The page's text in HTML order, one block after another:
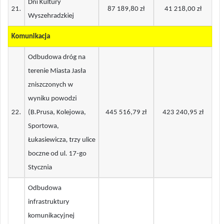
21.
Dni Kultury
Wyszehradzkiej
87 189,80 zł 41 218,00 zł
Komunikacja
22.
Odbudowa dróg na
terenie Miasta Jasła
zniszczonych w
wyniku powodzi
(B.Prusa, Kolejowa,
Sportowa,
Łukasiewicza, trzy ulice
boczne od ul. 17-go
Stycznia
445 516,79 zł 423 240,95 zł
Odbudowa
infrastruktury
komunikacyjnej